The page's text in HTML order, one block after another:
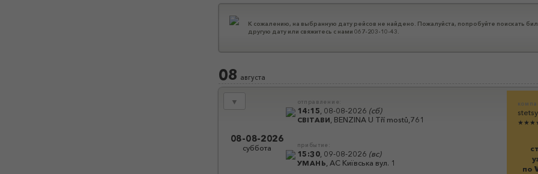
К сожалению, на выбранную дату рейсов не найдено. Пожалуйста, попробуйте поискать
другую дату или свяжитесь с нами 067-203-10-43.
08 августа
▼
08-08-2026
суббота
отправление:
14:15, 08-08-2026 (сб)
СВІТАВИ, BENZІNA U Tří mostů,761
прибытие:
15:30 09-08-2026 (вс)
УМАНЬ АС Київська вул. 1
по